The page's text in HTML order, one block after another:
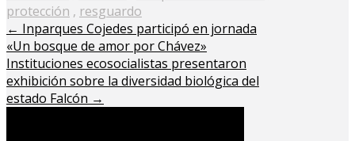
protección , resguardo
← Inparques Cojedes participó en jornada
«Un bosque de amor por Chávez»
Instituciones ecosocialistas presentaron
exhibición sobre la diversidad biológica del
estado Falcón →